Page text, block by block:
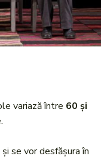
variază între 60 și
se vor desfășura în